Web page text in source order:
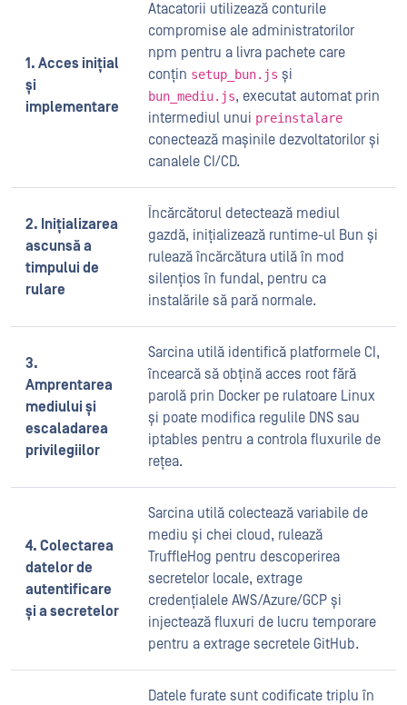
1. Acces inițial
și
implementare
Atacatorii utilizează conturile
compromise ale administratorilor
npm pentru a livra pachete care
conțin setup_bun.js și
bun_mediu.js, executat automat prin
intermediul unui preinstalare
conectează mașinile dezvoltatorilor și
canalele CI/CD.
2. Inițializarea
ascunsă a
timpului de
rulare
Încărcătorul detectează mediul
gazdă, inițializează runtime-ul Bun și
rulează încărcătura utilă în mod
silențios în fundal, pentru ca
instalările să pară normale.
3.
Amprentarea
mediului și
escaladarea
privilegiilor
Sarcina utilă identifică platformele CI,
încearcă să obțină acces root fără
parolă prin Docker pe rulatoare Linux
și poate modifica regulile DNS sau
iptables pentru a controla fluxurile de
rețea.
4. Colectarea
datelor de
autentificare
și a secretelor
Sarcina utilă colectează variabile de
mediu și chei cloud, rulează
TruffleHog pentru descoperirea
secretelor locale, extrage
credențialele AWS/Azure/GCP și
injectează fluxuri de lucru temporare
pentru a extrage secretele GitHub.
Datele furate sunt codificate triplu în